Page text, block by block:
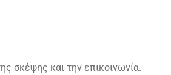
σκέψης και την επικοινωνία.